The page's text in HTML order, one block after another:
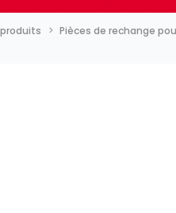
Pièces de rechange